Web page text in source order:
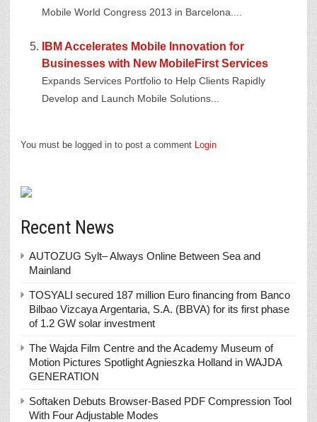
Mobile World Congress 2013 in Barcelona....
IBM Accelerates Mobile Innovation for
Businesses with New MobileFirst Services
Expands Services Portfolio to Help Clients Rapidly
Develop and Launch Mobile Solutions...
You must be logged in to post a comment Login
Recent News
AUTOZUG Sylt– Always Online Between Sea and
Mainland
TOSYALI secured 187 million Euro financing from Banco
Bilbao Vizcaya Argentaria, S.A. (BBVA) for its first phase
of 1.2 GW solar investment
The Wajda Film Centre and the Academy Museum of
Motion Pictures Spotlight Agnieszka Holland in WAJDA
GENERATION
Softaken Debuts Browser-Based PDF Compression Tool
With Four Adjustable Modes